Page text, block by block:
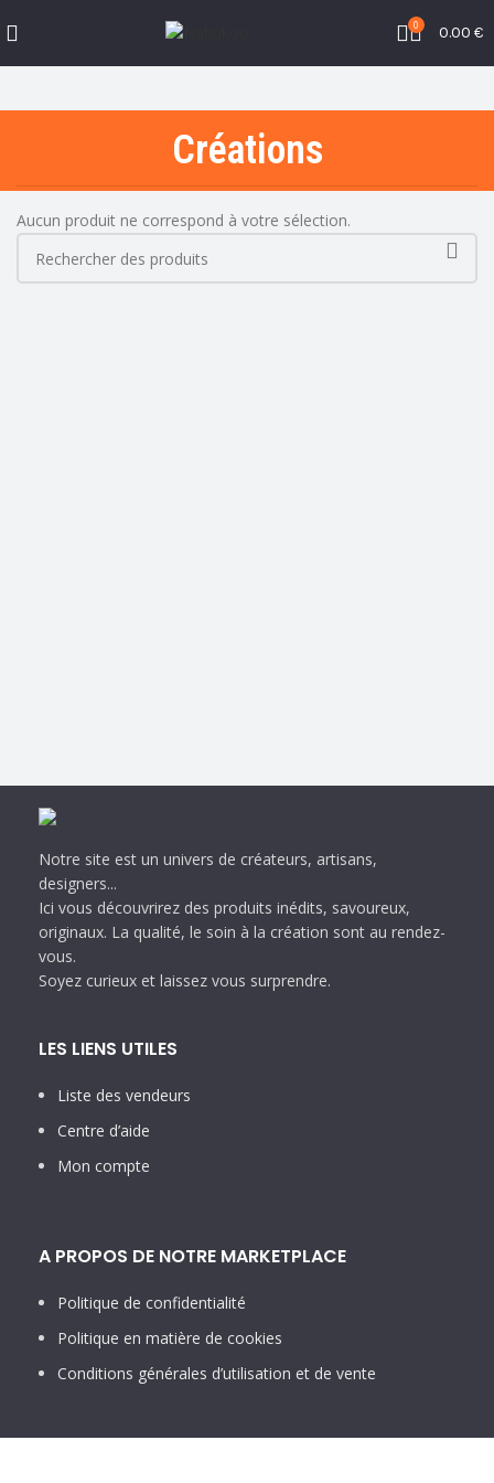
0 0.00 €
Créations
Aucun produit ne correspond à votre sélection.
Notre site est un univers de créateurs, artisans,
designers...
Ici vous découvrirez des produits inédits, savoureux,
originaux. La qualité, le soin à la création sont au rendez-
vous.
Soyez curieux et laissez vous surprendre.
LES LIENS UTILES
Liste des vendeurs
Centre d’aide
Mon compte
A PROPOS DE NOTRE MARKETPLACE
Politique de confidentialité
Politique en matière de cookies
Conditions générales d’utilisation et de vente